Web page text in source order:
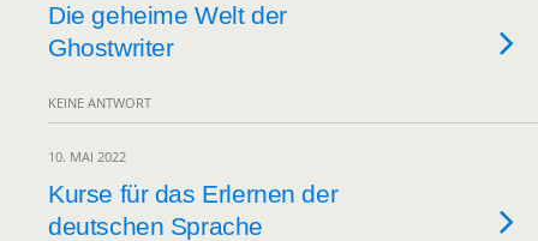
Die geheime Welt der
Ghostwriter
KEINE ANTWORT
10. MAI 2022
Kurse für das Erlernen der
deutschen Sprache